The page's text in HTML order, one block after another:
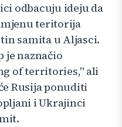
odbacuju ideju da
teritorija
samita u Aljasci.
je naznačio
of territories," ali
Rusija ponuditi
i Ukrajinci